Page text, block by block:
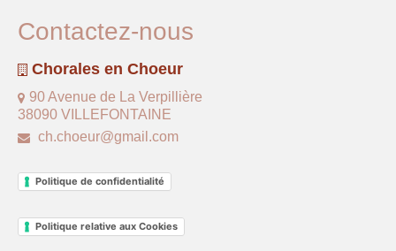
Contactez-nous
Chorales en Choeur
90 Avenue de La Verpillière
38090 VILLEFONTAINE
ch.choeur@gmail.com
Politique de confidentialité
Politique relative aux Cookies